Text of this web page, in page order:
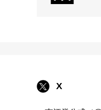
X